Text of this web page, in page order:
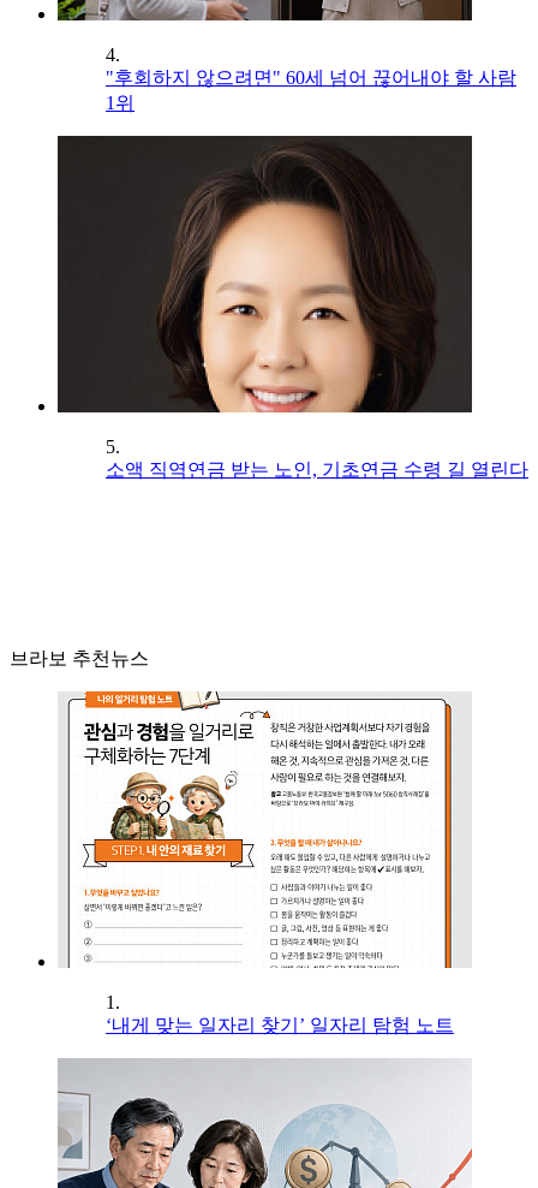
4.
"후회하지 않으려면" 60세 넘어 끊어내야 할 사람
1위
5.
소액 직역연금 받는 노인, 기초연금 수령 길 열린다
브라보 추천뉴스
1.
‘내게 맞는 일자리 찾기’ 일자리 탐험 노트